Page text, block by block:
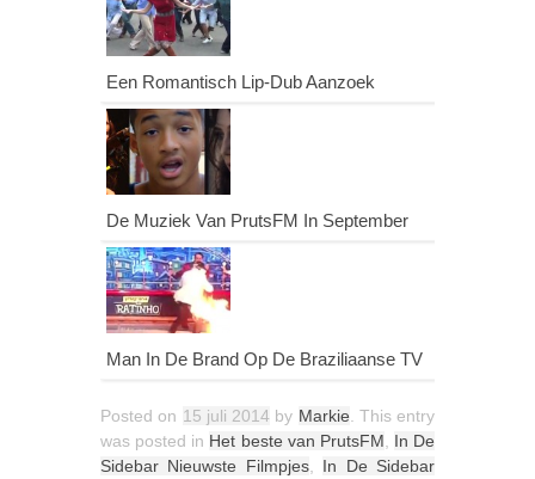
Een Romantisch Lip-Dub Aanzoek
De Muziek Van PrutsFM In September
Man In De Brand Op De Braziliaanse TV
Posted on 15 juli 2014 by Markie . This entry
was posted in Het beste van PrutsFM
In De
Sidebar Nieuwste Filmpjes, In De Sidebar